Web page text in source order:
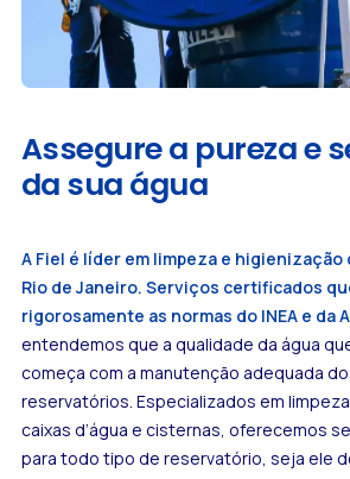
Assegure a pureza e
da sua água
A Fiel é líder em limpeza e
Rio de Janeiro. Serviços certificados
rigorosamente as normas do INEA e da
entendemos que a qualidade da água
começa com a manutenção adequada
reservatórios. Especializados em
caixas d’água e cisternas, oferecemos
para todo tipo de reservatório, seja ele